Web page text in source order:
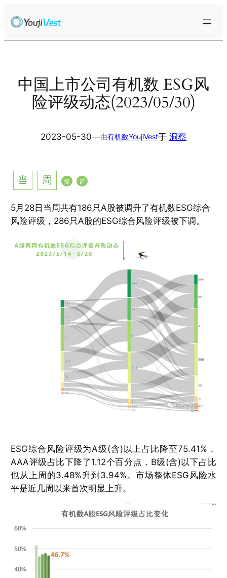
至
中国上市公司有机数 ESG风
险评级动态(2023/05/30)
2023-05-30—由有机数YoujiVest于 洞察
当 周 简 评
5月28日当周共有186只A股被调升了有机数ESG综合
风险评级，286只A股的ESG综合风险评级被下调。
ESG综合风险评级为A级(含)以上占比降至75.41%，
AAA评级占比下降了1.12个百分点，B级(含)以下占比
也从上周的3.48%升到3.94%。市场整体ESG风险水
平是近几周以来首次明显上升。